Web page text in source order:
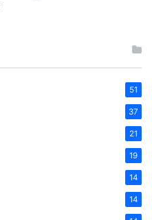
51
37
21
19
14
14